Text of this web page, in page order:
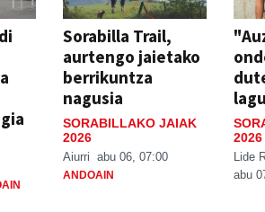
Sorabilla Trail,
aurtengo jaietako
berrikuntza
nagusia
SORABILLAKO JAIAK
2026
Aiurri abu 06, 07:00
ANDOAIN
2026
Lide
abu